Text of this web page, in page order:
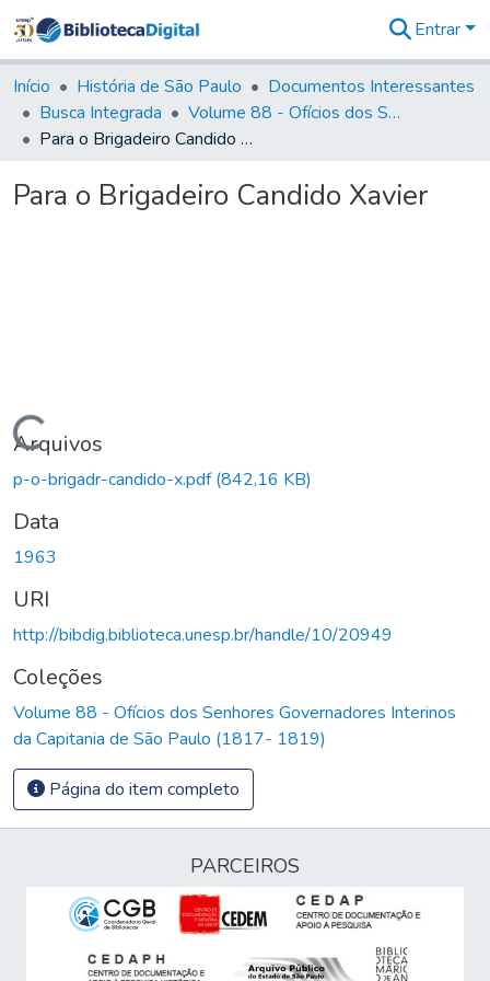
&
Coleções
Tudo na
Biblioteca
Estatísticas
Entrar
Início História de São Paulo
Documentos Interessantes
Busca Integrada
Volume 88 - Ofícios dos Senhores Governadores Interinos da Capitania de São Paulo (1817- 1819)
Para o Brigadeiro Candido Xavier
Para o Brigadeiro Candido Xavier
Carregando...
Arquivos
p-o-brigadr-candido-x.pdf(842,16 KB)
Data
1963
URI
http://bibdig.biblioteca.unesp.br/handle/10/20949
Coleções
Volume 88 - Ofícios dos Senhores Governadores Interinos
da Capitania de São Paulo (1817- 1819)
Página do item completo
PARCEIROS